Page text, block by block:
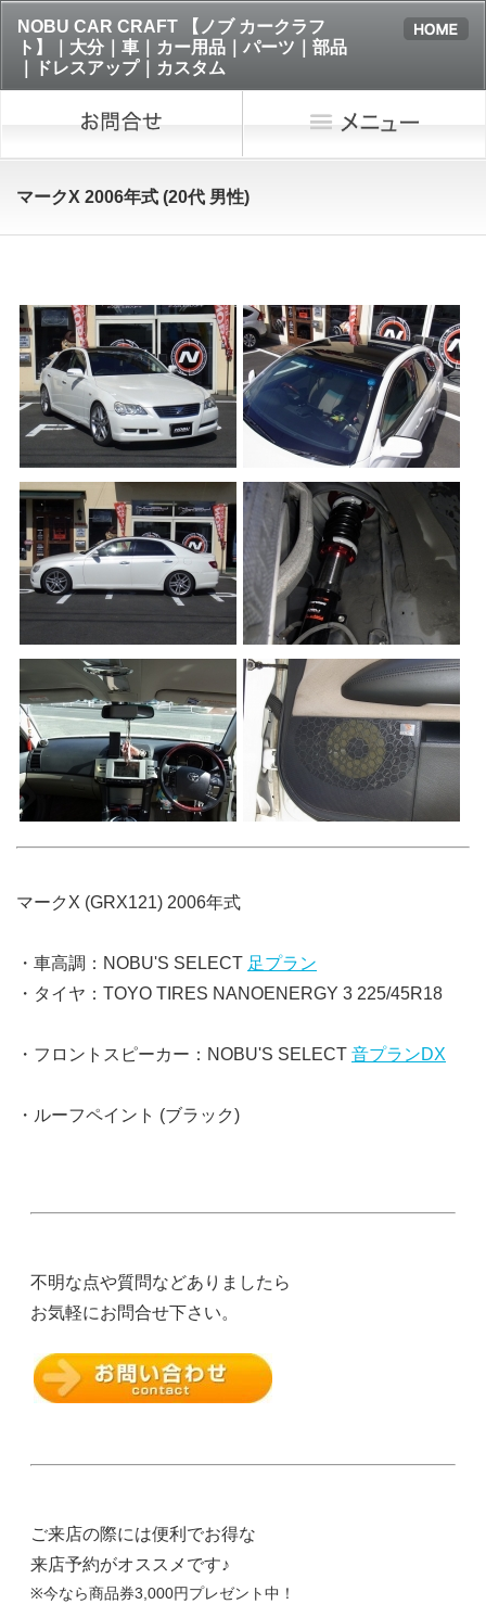
NOBU CAR CRAFT 【ノブ カークラフ
ト】｜大分｜車｜カー用品｜パーツ｜部品
｜ドレスアップ｜カスタム
マークX 2006年式 (20代 男性)
マークX (GRX121) 2006年式
・車高調：NOBU'S SELECT 足プラン
・タイヤ：TOYO TIRES NANOENERGY 3 225/45R18
・フロントスピーカー：NOBU'S SELECT 音プランDX
・ルーフペイント (ブラック)
不明な点や質問などありましたら
お気軽にお問合せ下さい。
ご来店の際には便利でお得な
来店予約がオススメです♪
※今なら商品券3,000円プレゼント中！